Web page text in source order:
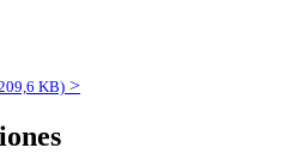
KB) >